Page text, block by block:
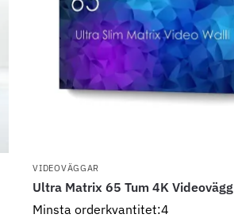
VIDEOVÄGGAR
Ultra Matrix 65 Tum 4K Videovägg
Minsta orderkvantitet:4